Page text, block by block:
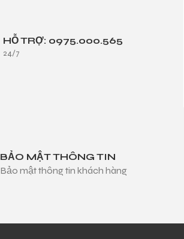
HỖ TRỢ: 0975.000.565
24/7
BẢO MẬT THÔNG TIN
Bảo mật thông tin khách hàng